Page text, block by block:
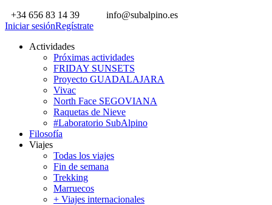
+34 656 83 14 39
info@subalpino.es
Iniciar sesiónRegístrate
Actividades
Próximas actividades
FRIDAY SUNSETS
Proyecto GUADALAJARA
Vivac
North Face SEGOVIANA
Raquetas de Nieve
#Laboratorio SubAlpino
Filosofía
Viajes
Todas los viajes
Fin de semana
Trekking
Marruecos
+ Viajes internacionales